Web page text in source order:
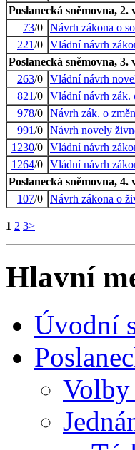
Poslanecká sněmovna, 2.
73/0 Návrh zákona o
221/0 Vládní návrh
Poslanecká sněmovna, 3.
263/0 Vládní návrh
821/0 Vládní návrh zák.
978/0 Návrh zák. o
991/0 Návrh novely
1230/0 Vládní návrh
1264/0 Vládní návrh
Poslanecká sněmovna, 4.
107/0 Návrh zákona o
1 2 3>
Hlavní
Úvodní
Volby